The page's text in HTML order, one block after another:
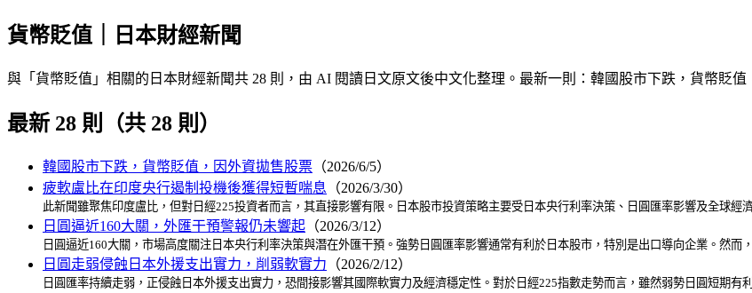
貨幣貶值｜日本財經新聞
與「貨幣貶值」相關的日本財經新聞共 28 則，由 AI 閱讀日文原文後中文化整理。最新一則：韓國股市下跌，貨幣貶值
最新 28 則（共 28 則）
韓國股市下跌，貨幣貶值，因外資拋售股票 （2026/6/5）
疲軟盧比在印度央行遏制投機後獲得短暫喘息 （2026/3/30）
此新聞雖聚焦印度盧比，但對日經225投資者而言，其直接影響有限。日本股市投資策略主要受日本央行利率決策、日圓匯率影響及全球
日圓逼近160大關，外匯干預警報仍未響起 （2026/3/12）
日圓逼近160大關，市場高度關注日本央行利率決策與潛在外匯干預。強勢日圓匯率影響通常有利於日本股市，特別是出口導向企業。然
日圓走弱侵蝕日本外援支出實力，削弱軟實力 （2026/2/12）
日圓匯率持續走弱，正侵蝕日本外援支出實力，恐間接影響其國際軟實力及經濟穩定性。對於日經225指數走勢而言，雖然弱勢日圓短期有